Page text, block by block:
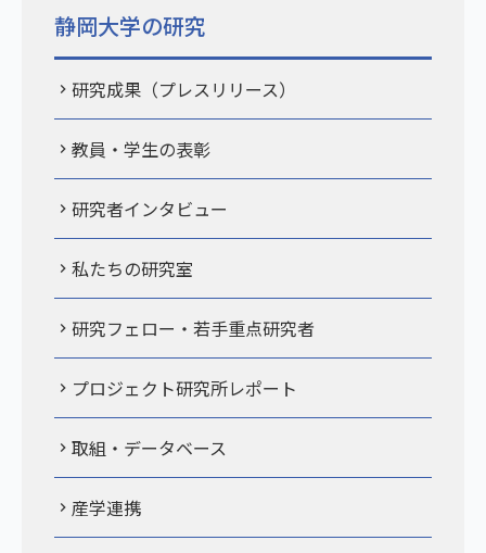
静岡大学の研究
研究成果（プレスリリース）
教員・学生の表彰
研究者インタビュー
私たちの研究室
研究フェロー・若手重点研究者
プロジェクト研究所レポート
取組・データベース
産学連携